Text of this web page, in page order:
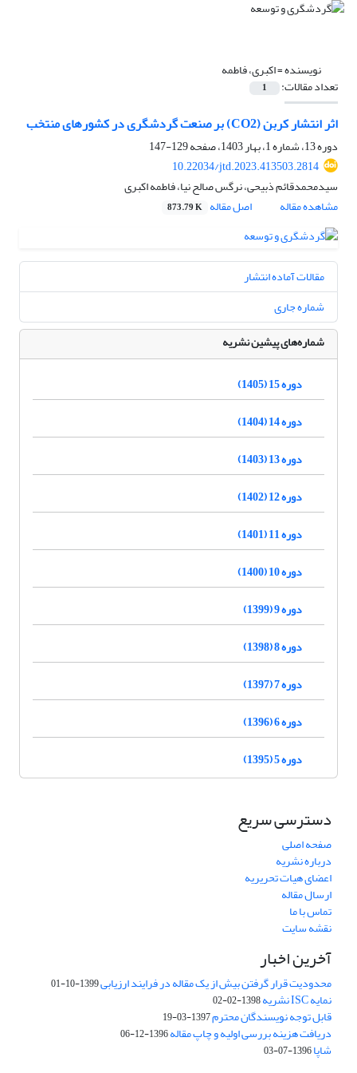
نویسنده =اکبری، فاطمه
تعداد مقالات: 1
اثر انتشار کربن (CO2) بر صنعت گردشگری در کشورهای منتخب
دوره 13، شماره 1، بهار 1403، صفحه
129-147
10.22034/jtd.2023.413503.2814
سیدمحمدقائم ذبیحی، نرگس صالح نیا، فاطمه اکبری
مشاهده مقاله
اصل مقاله 873.79 K
مقالات آماده انتشار
شماره جاری
شماره‌های پیشین نشریه
دوره 15 (1405)
دوره 14 (1404)
دوره 13 (1403)
دوره 12 (1402)
دوره 11 (1401)
دوره 10 (1400)
دوره 9 (1399)
دوره 8 (1398)
دوره 7 (1397)
دوره 6 (1396)
دوره 5 (1395)
دسترسی سریع
صفحه اصلی
درباره نشریه
اعضای هیات تحریریه
ارسال مقاله
تماس با ما
نقشه سایت
آخرین اخبار
محدودیت قرار گرفتن بیش از یک مقاله در فرایند ارزیابی1399-10-01
نمایه ISC نشریه 1398-02-02
قابل توجه نویسندگان محترم1397-03-19
دریافت هزینه بررسی اولیه و چاپ مقاله1396-12-06
شاپا1396-07-03